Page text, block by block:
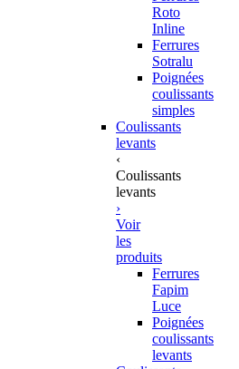
Roto
Inline
Ferrures
Sotralu
Poignées
coulissants
simples
Coulissants
levants
‹
Coulissants
levants
›
Voir
les
produits
Ferrures
Fapim
Luce
Poignées
coulissants
levants